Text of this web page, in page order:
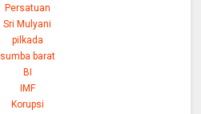
Persatuan
Sri Mulyani
pilkada
sumba barat
BI
IMF
Korupsi